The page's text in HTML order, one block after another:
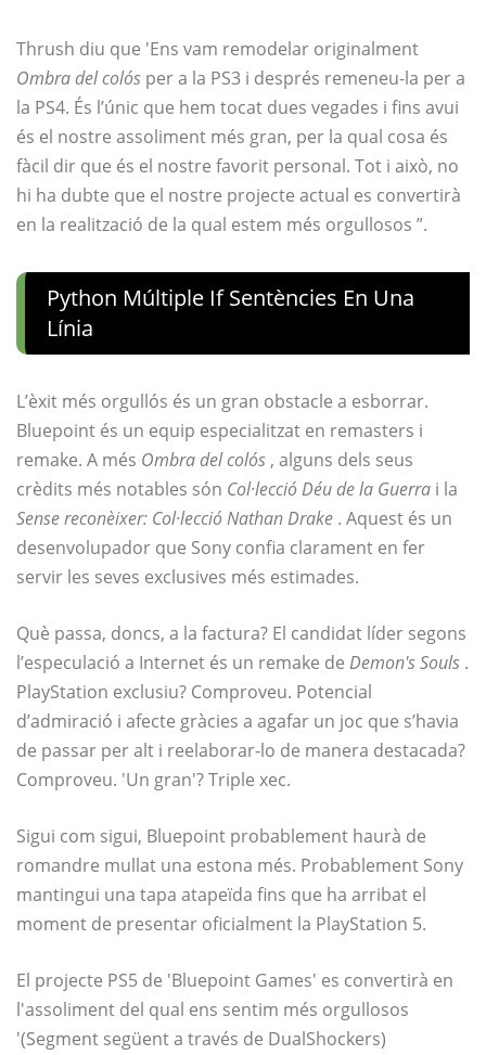
Thrush diu que 'Ens vam remodelar originalment
Ombra del colós per a la PS3 i després remeneu-la per a
la PS4. És l’únic que hem tocat dues vegades i fins avui
és el nostre assoliment més gran, per la qual cosa és
fàcil dir que és el nostre favorit personal. Tot i això, no
hi ha dubte que el nostre projecte actual es convertirà
en la realització de la qual estem més orgullosos ”.
Python Múltiple If Sentències En Una
Línia
L’èxit més orgullós és un gran obstacle a esborrar.
Bluepoint és un equip especialitzat en remasters i
remake. A més Ombra del colós , alguns dels seus
crèdits més notables són Col·lecció Déu de la Guerra i la
Sense reconèixer: Col·lecció Nathan Drake . Aquest és un
desenvolupador que Sony confia clarament en fer
servir les seves exclusives més estimades.
Què passa, doncs, a la factura? El candidat líder segons
l’especulació a Internet és un remake de Demon's Souls .
PlayStation exclusiu? Comproveu. Potencial
d’admiració i afecte gràcies a agafar un joc que s’havia
de passar per alt i reelaborar-lo de manera destacada?
Comproveu. 'Un gran'? Triple xec.
Sigui com sigui, Bluepoint probablement haurà de
romandre mullat una estona més. Probablement Sony
mantingui una tapa atapeïda fins que ha arribat el
moment de presentar oficialment la PlayStation 5.
El projecte PS5 de 'Bluepoint Games' es convertirà en
l'assoliment del qual ens sentim més orgullosos
'(Segment següent a través de DualShockers)